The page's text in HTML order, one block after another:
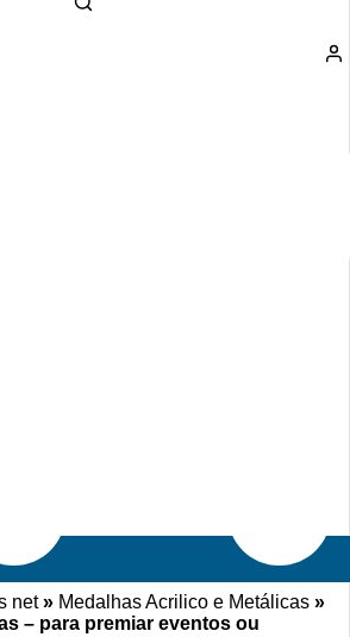
net» Medalhas Acrilico e Metálicas »
– para premiar eventos ou